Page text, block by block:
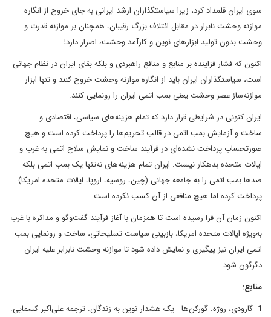
سوی ایران قلمداد کرد، زیرا سیاستگذاران ارشد ایرانی به جای خروج از انگاره
موازنه وحشت نابرار در مقابل ائتلاف بزرگ رقیبان، همچنان بر موازنه قدرت و
وحشت بدون تولید ابزارهای نوین و کارآمد وحشت، اصرار دارد!
اکنون که فشار فزاینده بر منابع و منافع راهبردی و بلکه بقای ایران در نظام جهانی
است، سیاستگذاران ایران باید از انگاره موازنه وحشت خروج کنند و تنها ابزار
موازنه‌ساز عصر وحشت یعنی بمب اتمی ایران را رونمایی کنند.
ایران کنونی در شرایطی قرار دارد که تمام هزینه‌های سیاسی، اقتصادی و ...
ساخت و آزمایش بمب اتمی در قالب تحریم‌ها را پرداخت کرده است و هیچ
صورتحساب پرداخت نشده‌ای در فرآیند ساخت و نمایش سلاح اتمی به غرب و
ایالات متحده بدهکار نیست. ایران تمام هزینه‌های نه‌تنها یک بمب اتمی بلکه
صد‌ها بمب اتمی را به جامعه جهانی (چین، روسیه، اروپا، ایالات متحده امریکا)
پرداخت کرده اما هیچ منافعی از آن کسب نکرده است.
اکنون زمان آن فرا رسیده است تا همزمان با آغاز فرآیند گفت‌وگو و مذاکره با غرب
به‌ویژه ایالات متحده امریکا، بازبینی سیاست تسلیحاتی، ساخت و رونمایی بمب
اتمی ایران نیز پیگیری و نمایش داده شود تا موازنه وحشت نابرابر علیه ایران
دگرگون شود.
منابع:
1- گارودی، روژه. گورکن‌ها - یک هشدار نوین به زندگان. ترجمه علی‌اکبر کسمایی.